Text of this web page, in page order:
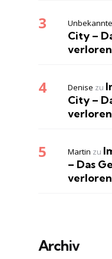
City –
Denise zu
City –
Martin zu
– Das
Archiv